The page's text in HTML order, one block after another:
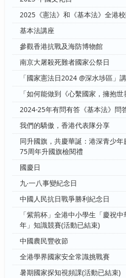
2025《憲法》和《基本法》全港
基本法講座
參觀香港抗戰及海防博物館
南京大屠殺死難者國家公祭日
「國家憲法日2024 @深水埗區」
「如何能做到《心繫國家，擁抱
2024-25年有問有答《基本法》問
我們的驕傲，香港代表隊分享
同升國旗，共慶華誕：港深青少
75周年升國旗檢閱禮
國慶日
九‧一八事變紀念日
中國人民抗日戰爭勝利紀念日
「紫荊杯」全港中小學生「慶祝
年」知識競賽(活動已結束)
中國農民豐收節
全港學界國家安全常識挑戰賽
暑期國家探知視頻課(活動已結束)